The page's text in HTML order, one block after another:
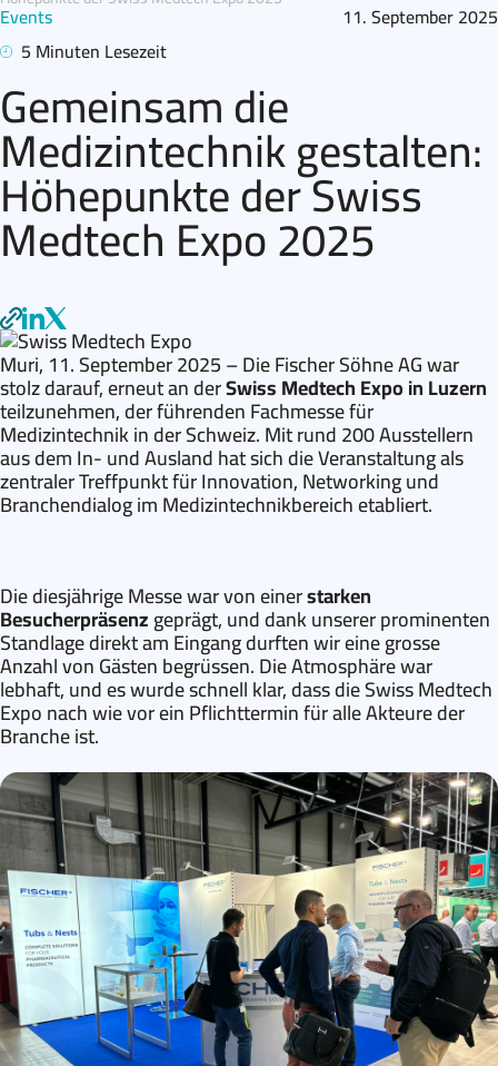
Events
11. September 2025
5 Minuten Lesezeit
Gemeinsam die
Medizintechnik gestalten:
Höhepunkte der Swiss
Medtech Expo 2025
Muri, 11. September 2025 –Die Fischer Söhne AG war
stolz darauf, erneut an derSwiss Medtech Expo in Luzern
teilzunehmen, der führenden Fachmesse für
Medizintechnik in der Schweiz. Mit rund 200 Ausstellern
aus dem In- und Ausland hat sich die Veranstaltung als
zentraler Treffpunkt für Innovation, Networking und
Branchendialog im Medizintechnikbereich etabliert.
Die diesjährige Messe war von einerstarken
Besucherpräsenzgeprägt, und dank unserer prominenten
Standlage direkt am Eingang durften wir eine grosse
Anzahl von Gästen begrüssen. Die Atmosphäre war
lebhaft, und es wurde schnell klar, dass die Swiss Medtech
Expo nach wie vor ein Pflichttermin für alle Akteure der
Branche ist.